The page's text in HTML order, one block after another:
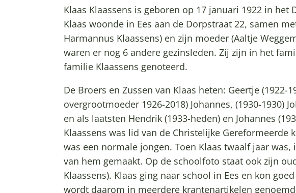
Klaas Klaassens is geboren op 17 januari 1922 in het
Klaas woonde in Ees aan de Dorpstraat 22, samen
Harmannus Klaassens) en zijn moeder (Aaltje
waren er nog 6 andere gezinsleden. Zij zijn in het
familie Klaassens genoteerd.
De Broers en Zussen van Klaas heten: Geertje (1922-
overgrootmoeder 1926-2018) Johannes, (1930-1930)
en als laatsten Hendrik (1933-heden) en Johannes
Klaassens was lid van de Christelijke Gereformeerde
was een normale jongen. Toen Klaas twaalf jaar was,
van hem gemaakt. Op de schoolfoto staat ook zijn
Klaassens). Klaas ging naar school in Ees en kon
wordt daarom in meerdere krantenartikelen